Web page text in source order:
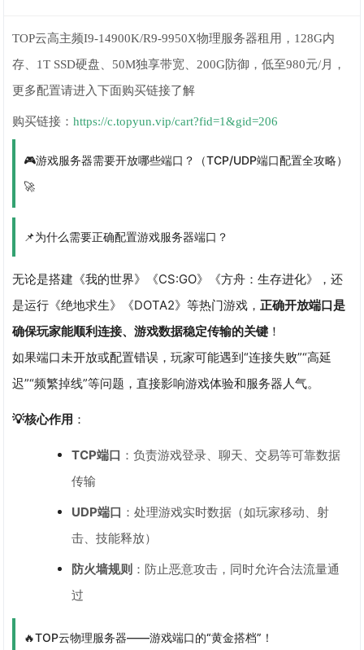
TOP云高主频I9-14900K/R9-9950X物理服务器租用，128G内
存、1T SSD硬盘、50M独享带宽、200G防御，低至980元/月，
更多配置请进入下面购买链接了解
购买链接：https://c.topyun.vip/cart?fid=1&gid=206
🎮游戏服务器需要开放哪些端口？（TCP/UDP端口配置全攻略）
🚀
📌为什么需要正确配置游戏服务器端口？
无论是搭建《我的世界》《CS:GO》《方舟：生存进化》，还
是运行《绝地求生》《DOTA2》等热门游戏，正确开放端口是
确保玩家能顺利连接、游戏数据稳定传输的关键 ！
如果端口未开放或配置错误，玩家可能遇到“连接失败”“高延
迟”“频繁掉线”等问题，直接影响游戏体验和服务器人气。
💡核心作用 ：
TCP端口 ：负责游戏登录、聊天、交易等可靠数据
传输
UDP端口 ：处理游戏实时数据（如玩家移动、射
击、技能释放）
防火墙规则：防止恶意攻击，同时允许合法流量通
过
🔥TOP云物理服务器——游戏端口的“黄金搭档”！